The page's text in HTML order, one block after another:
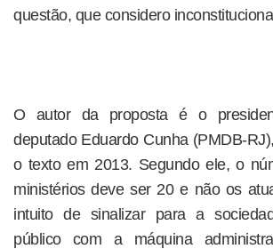
questão, que considero
O autor da proposta é o
deputado Eduardo Cunha (PMDB-
o texto em 2013. Segundo ele, o
ministérios deve ser 20 e não os
intuito de sinalizar para a
público com a máquina